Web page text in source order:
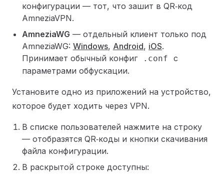
конфигурации — тот, что зашит в QR‑код
AmneziaVPN.
AmneziaWG — отдельный клиент только под
AmneziaWG: Windows, Android, iOS.
Принимает обычный конфиг
.conf
с
параметрами обфускации.
Установите одно из приложений на устройство,
которое будет ходить через VPN.
В списке пользователей нажмите на строку
— отобразятся QR‑коды и кнопки скачивания
файла конфигурации.
В раскрытой строке доступны: